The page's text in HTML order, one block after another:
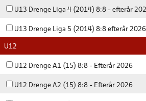
U13 Drenge Liga 4 (2014) 8:8 - efterår
U13 Drenge Liga 5 (2014) 8:8 efterår 2026
U12
U12 Drenge A1 (15) 8:8 - Efterår 2026
U12 Drenge A2 (15) 8:8 - Efterår 2026